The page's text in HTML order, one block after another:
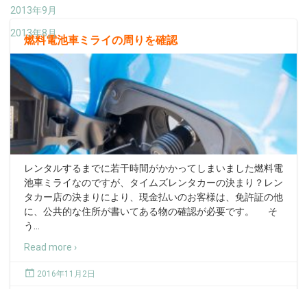
2013年9月
2013年8月
燃料電池車ミライの周りを確認
レンタルするまでに若干時間がかかってしまいました燃料電
池車ミライなのですが、タイムズレンタカーの決まり？レン
タカー店の決まりにより、現金払いのお客様は、免許証の他
に、公共的な住所が書いてある物の確認が必要です。 そ
う
Read more ›
2016年11月2日